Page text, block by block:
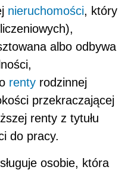
nieruchomości, który
albo odbywa
renty rodzinnej
przekraczającej
renty z tytułu
do pracy.
osobie, która